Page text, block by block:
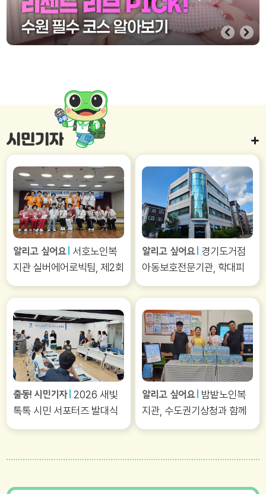
1/
4
시민기자
알리고 싶어요
서호노인복
지관 실버에어로빅팀, 제2회
알리고 싶어요
경기도거점
아동보호전문기관, 학대피
출동! 시민기자
2026 새빛
톡톡 시민 서포터즈 발대식
알리고 싶어요
밤밭노인복
지관, 수도권기상청과 함께